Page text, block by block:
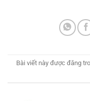
Bài viết này được đăng